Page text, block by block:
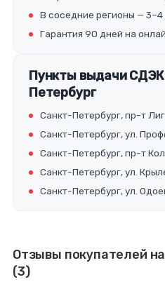
В соседние регионы — 3–4
Гарантия 90 дней на
Пункты выдачи
Петербург
Санкт-Петербург, пр-т
Санкт-Петербург, ул.
Санкт-Петербург, пр-т
Санкт-Петербург, ул.
Санкт-Петербург, ул.
Отзывы покупателей
(3)